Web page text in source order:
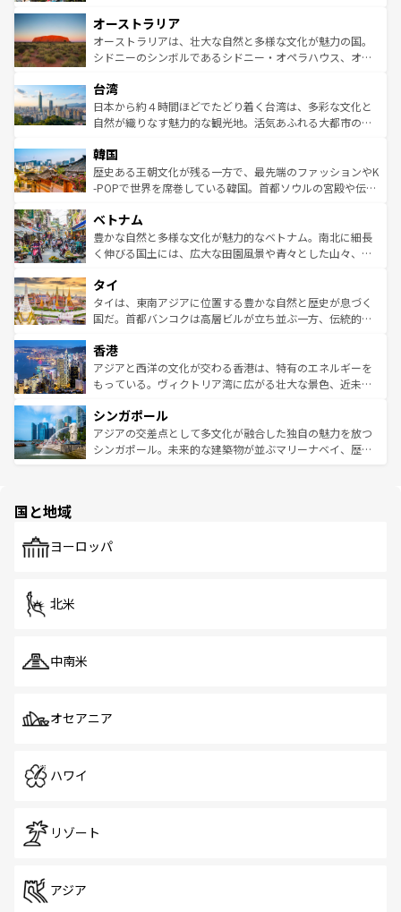
部のニューオーリンズでは、音楽と美食が融合した独特の
文化が魅力。旅行者はアメリカの各地域で異なる魅力を楽
しみながら、その多様性と豊かな歴史を感じることができ
ならではの贅沢な旅のスタイルだ。 なお、新着のアメリカ
情報はコンテンツ一覧を参照してほしい。
ワイ島は見逃せない。また、定番の観光地といえばオアフ
島だが、静かな自然を求めるならマウイ島やカウアイ島が
おすすめ。エメラルドグリーンに輝く海をはじめ、豊かな
れるおもてなしの心で訪れる人々を迎えてくれるハワイの
人々、おいしいローカルフードやハワイアンミュージッ
ク、伝統的なフラダンスなど、すべてがハワイの魅力を彩
ワイを、存分に味わってほしい。 なお、新着のハワイ情報
はコンテンツ一覧を参照してほしい。
オーストラリア
オーストラリアは、壮大な自然と多様な文化が魅力の国。
シドニーのシンボルであるシドニー・オペラハウス、オー
リアリーフや大陸中央部にそびえるウルル（エアーズロッ
ク）、タスマニアの美しい原生林やケアンズの熱帯雨林な
ど、見どころがたくさん。また、カフェやワイン、オージ
いる。アクティビティも充実しており、サーフィンやダイ
ビング、ハイキングなど、アウトドア好きにはたまらな
い。オーストラリアの多彩な魅力を存分に味わいつくそ
参照してほしい。
台湾
日本から約４時間ほどでたどり着く台湾は、多彩な文化と
自然が織りなす魅力的な観光地。活気あふれる大都市の台
ン）、静ひつな山岳地帯である台湾東部など、都市の喧騒
と山間の静けさが共存しており、訪れる人に新しい発見と
驚きをもたらしてくれる。また、奥深い台湾の食文化も魅
容にもいいと評判のスイーツなど、バラエティ豊かな料理
が味わえる。 なお、新着の台湾情報は コンテンツ一覧を参
照してほしい。
韓国
歴史ある王朝文化が残る一方で、最先端のファッションやK
-POPで世界を席巻している韓国。首都ソウルの宮殿や伝統
き、地方に足を延ばせば四季折々の自然美を楽しむことが
できる。そして、キムチや焼肉、絶品のストリートフード
まで、さまざまな韓国料理が待っている。夜には、韓国な
リティに包まれながら、韓国の多彩な魅力を心ゆくまで味
わってみてほしい。 なお、新着の韓国情報はコンテンツ一
覧を参照してほしい。
ベトナム
豊かな自然と多様な文化が魅力的なベトナム。南北に細長
く伸びる国土には、広大な田園風景や青々とした山々、世
急速な発展と共に伝統が息づく。ハノイの古い町並みやホ
ーチミン市のフランス統治時代の建物も、独特の雰囲気を
醸し出している。また、バラエティの豊かさとおいしさで
とつ。フォーやバインミー、ベトナムコーヒーなどは、ぜ
ひ現地で味わいたい。どの地域を訪れてもあたたかい人々
が旅行者を迎えてくれるので、きっと忘れられない旅にな
参照してほしい。
タイ
タイは、東南アジアに位置する豊かな自然と歴史が息づく
国だ。首都バンコクは高層ビルが立ち並ぶ一方、伝統的な
の活気が交差している。北部ではチェンマイなどの山岳地
帯で自然と触れ合い、南部ではプーケットやクラビの美し
いビーチでリゾート気分を楽しむことができる。タイ料理
激する。気候は一年中温暖で、どの季節にも異なる楽しみ
が待っている。親しみやすいタイの人々、仏教を中心とし
た文化、そして多様な観光資源が、訪れる旅人を魅了し続
香港
アジアと西洋の文化が交わる香港は、特有のエネルギーを
もっている。ヴィクトリア湾に広がる壮大な景色、近未来
み、どこを訪れても感動するはず。観光スポットが密集し
ており、効率よく見どころを回れるのも魅力。息をのむよ
うな絶景から文化的な体験まで、香港を存分に楽しみ尽く
シンガポール
アジアの交差点として多文化が融合した独自の魅力を放つ
シンガポール。未来的な建築物が並ぶマリーナベイ、歴史
で、ホーカーズは地元の風情を楽しめる外せないスポット
国と地域
ヨーロッパ
北米
中南米
オセアニア
ハワイ
リゾート
アジア